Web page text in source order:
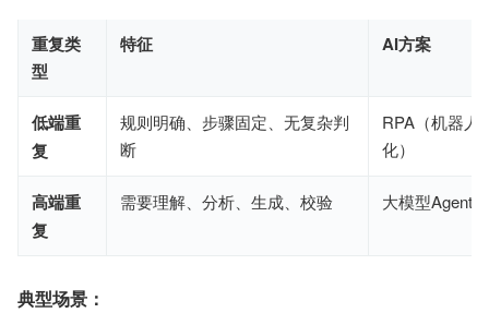
重复类
型
特征 AI方案
低端重
复
规则明确、步骤固定、无复杂判
断
RPA（机器人
化）
高端重
复
需要理解、分析、生成、校验 大模型Agent
典型场景：